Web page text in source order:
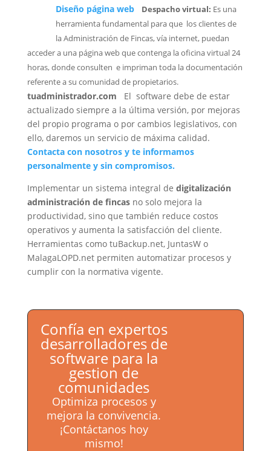
Diseño página web Despacho virtual: Es una
herramienta fundamental para que los clientes de
la Administración de Fincas, vía internet, puedan
acceder a una página web que contenga la oficina virtual 24
horas, donde consulten e impriman toda la documentación
referente a su comunidad de propietarios.
tuadministrador.com El software debe de estar
actualizado siempre a la última versión, por mejoras
del propio programa o por cambios legislativos, con
ello, daremos un servicio de máxima calidad.
Contacta con nosotros y te informamos
personalmente y sin compromisos.
Implementar un sistema integral de digitalización
administración de fincas no solo mejora la
productividad, sino que también reduce costos
operativos y aumenta la satisfacción del cliente.
Herramientas como tuBackup.net, JuntasW o
MalagaLOPD.net permiten automatizar procesos y
cumplir con la normativa vigente.
Confía en expertos
desarrolladores de
software para la
gestion de
comunidades
Optimiza procesos y
mejora la convivencia.
¡Contáctanos hoy
mismo!